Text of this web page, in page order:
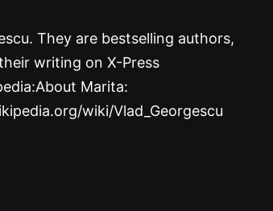
They are bestselling authors,
writing on X-Press
Marita:
wiki/Vlad_Georgescu